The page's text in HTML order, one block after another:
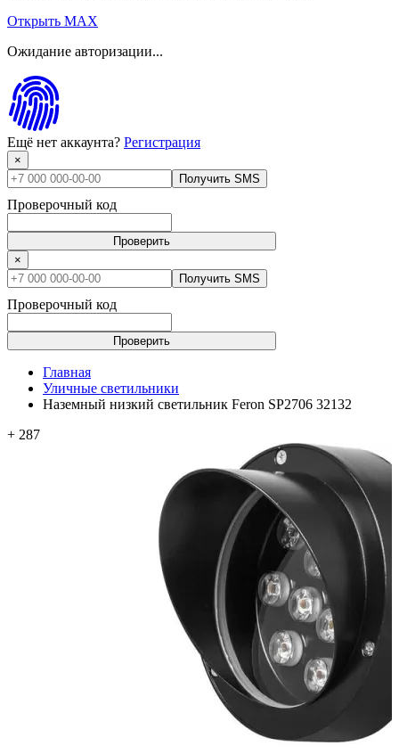
Открыть MAX
Ожидание авторизации...
Ещё нет аккаунта? Регистрация
×
Получить SMS
Проверочный код
Проверить
×
Получить SMS
Проверочный код
Проверить
Главная
Уличные светильники
Наземный низкий светильник Feron SP2706 32132
+ 287